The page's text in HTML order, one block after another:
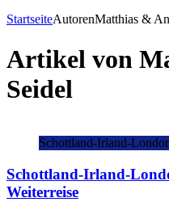
StartseiteAutorenMatthias &
Artikel von
Seidel
Schottland-Irland-
Schottland-Irland-
Weiterreise